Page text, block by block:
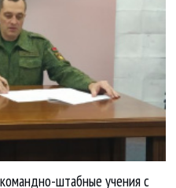
штабные учения с